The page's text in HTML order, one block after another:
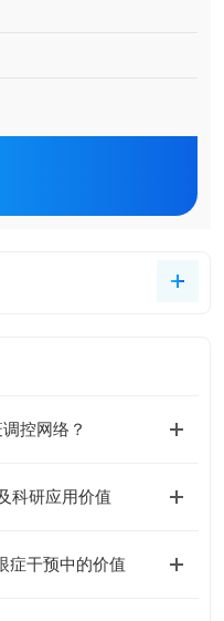
控网络？
科研应用价值
症干预中的价值